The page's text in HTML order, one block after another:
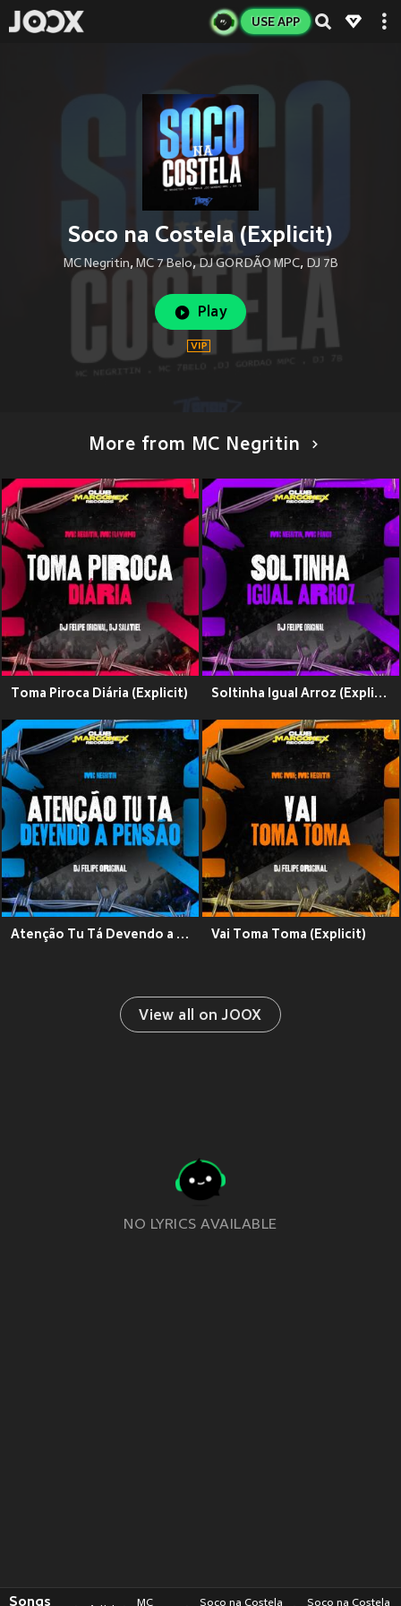
USE APP
Soco na Costela (Explicit)
MC Negritin, MC 7 Belo,DJ GORDÃO MPC, DJ 7B
Play
More from MC Negritin
Toma Piroca Diária (Explicit) Soltinha Igual Arroz (Explicit)
Atenção Tu Tá Devendo a Pensão (Explicit) Vai Toma Toma (Explicit)
View all on JOOX
NO LYRICS AVAILABLE
Songs MC Soco na Costela Soco na Costela